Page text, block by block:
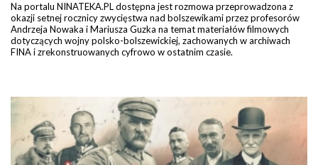
Na portalu NINATEKA.PL dostępna jest rozmowa przeprowadzona z
okazji setnej rocznicy zwycięstwa nad bolszewikami przez profesorów
Andrzeja Nowaka i Mariusza Guzka na temat materiałów filmowych
dotyczących wojny polsko-bolszewickiej, zachowanych w archiwach
FINA i zrekonstruowanych cyfrowo w ostatnim czasie.